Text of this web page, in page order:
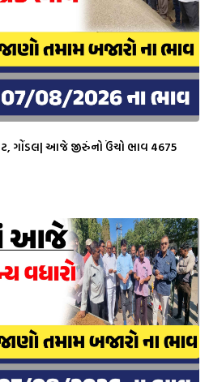
ગોંડલ| આજે જીરુંનો ઉંચો ભાવ 4675